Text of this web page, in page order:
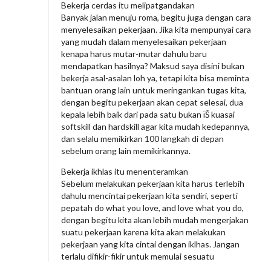
Bekerja cerdas itu melipatgandakan
Banyak jalan menuju roma, begitu juga dengan cara
menyelesaikan pekerjaan. Jika kita mempunyai cara
yang mudah dalam menyelesaikan pekerjaan
kenapa harus mutar-mutar dahulu baru
mendapatkan hasilnya? Maksud saya disini bukan
bekerja asal-asalan loh ya, tetapi kita bisa meminta
bantuan orang lain untuk meringankan tugas kita,
dengan begitu pekerjaan akan cepat selesai, dua
kepala lebih baik dari pada satu bukan ïŠ kuasai
softskill dan hardskill agar kita mudah kedepannya,
dan selalu memikirkan 100 langkah di depan
sebelum orang lain memikirkannya.
Bekerja ikhlas itu menenteramkan
Sebelum melakukan pekerjaan kita harus terlebih
dahulu mencintai pekerjaan kita sendiri, seperti
pepatah do what you love, and love what you do,
dengan begitu kita akan lebih mudah mengerjakan
suatu pekerjaan karena kita akan melakukan
pekerjaan yang kita cintai dengan iklhas. Jangan
terlalu difikir-fikir untuk memulai sesuatu